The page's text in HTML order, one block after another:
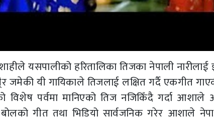
यसपालीको हरितालिका तिजका नेपाली
जमेकी यी गायिकाले तिजलाई लक्षित गर्दै एकगीत
विशेष पर्वमा मानिएको तिज नजिकिँदै गर्दा
गीत तथा भिडियो सार्वजनिक गरेर आशाले